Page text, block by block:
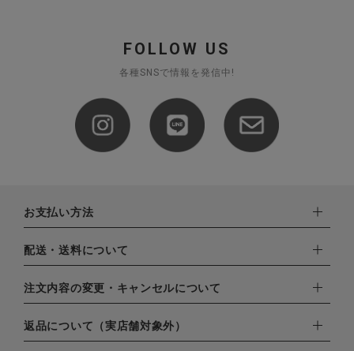
FOLLOW US
各種SNSで情報を発信中!
お支払い方法
下記お支払い方法よりお選びいただけます。
・クレジットカード（VISA,mastercard,JCB,AMERICAN
EXPRESS,Diners Club）
・amazonペイメント
・楽天ペイ
・PayPay
配送・送料について
配達業者：日本郵便
北海道：1,400円
注文内容の変更・キャンセルについて
ご注文日当日から翌日のAM9:00までにご連絡頂いた場合はキャ
ンセルは可能です。
返品について（実店舗対象外）